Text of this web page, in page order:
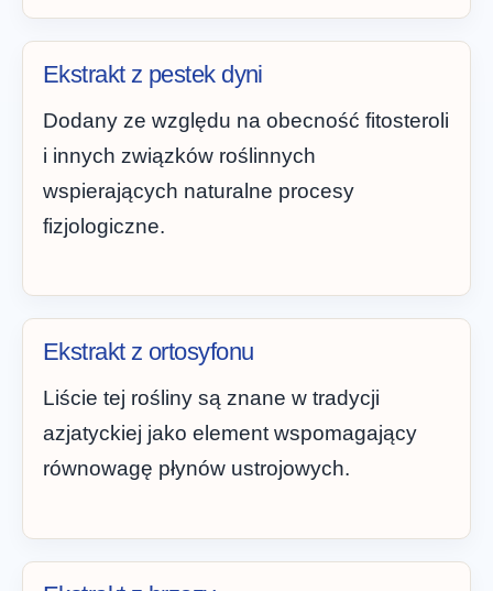
Ekstrakt z pestek dyni
Dodany ze względu na obecność fitosteroli
i innych związków roślinnych
wspierających naturalne procesy
fizjologiczne.
Ekstrakt z ortosyfonu
Liście tej rośliny są znane w tradycji
azjatyckiej jako element wspomagający
równowagę płynów ustrojowych.